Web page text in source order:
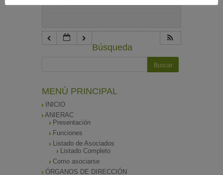
Búsqueda
MENÚ PRINCIPAL
INICIO
ANIERAC
Presentación
Funciones
Listado de Asociados
Listado Completo
Como asociarse
ÓRGANOS DE DIRECCIÓN